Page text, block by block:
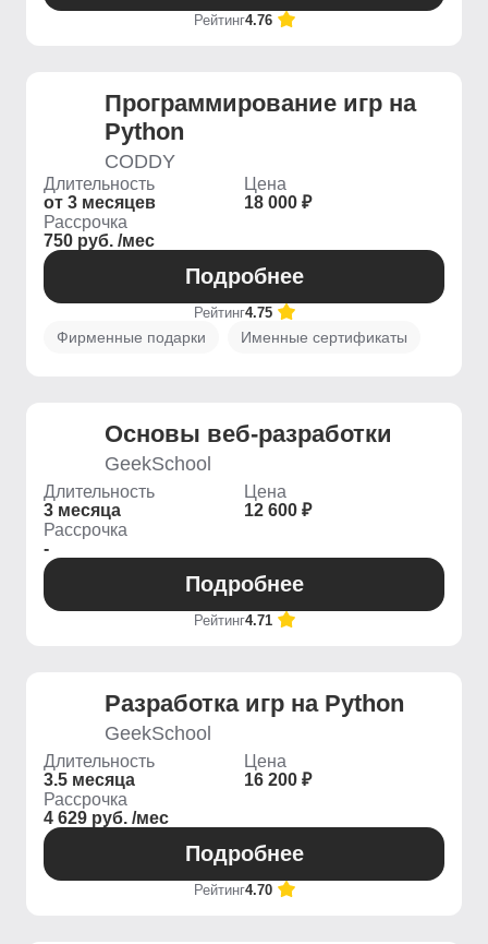
Рейтинг4.76
Программирование игр на
Python
CODDY
Длительность
от 3 месяцев
Цена
18 000 ₽
Рассрочка
750 руб. /мес
Подробнее
Рейтинг4.75
Фирменные подарки Именные сертификаты
Основы веб-разработки
GeekSchool
Длительность
3 месяца
Цена
12 600 ₽
Рассрочка
-
Подробнее
Рейтинг4.71
Разработка игр на Python
GeekSchool
Длительность
3.5 месяца
Цена
16 200 ₽
Рассрочка
4 629 руб. /мес
Подробнее
Рейтинг4.70